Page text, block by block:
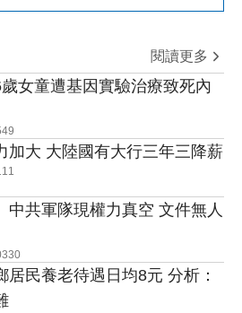
閱讀更多
女童遭基因實驗治療致死內
加大 大陸國有大行三年三降薪
中共軍隊現權力真空 文件無人
居民養老待遇日均8元 分析：